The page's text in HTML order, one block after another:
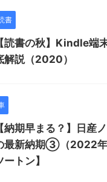
書
【読書の秋】Kindle端
解説（2020）
【納期早まる？】日産
最新納期③（2022年
ートン】